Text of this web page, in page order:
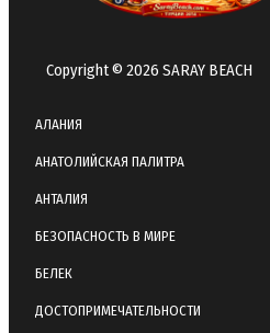
Copyright © 2026 SARAY BEACH
АЛАНИЯ
АНАТОЛИЙСКАЯ ПАЛИТРА
АНТАЛИЯ
БЕЗОПАСНОСТЬ В МИРЕ
БЕЛЕК
ДОСТОПРИМЕЧАТЕЛЬНОСТИ